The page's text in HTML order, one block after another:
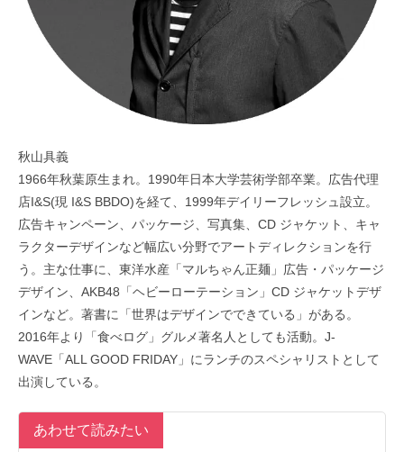
秋山具義
1966年秋葉原生まれ。1990年日本大学芸術学部卒業。広告代理
店I&S(現 I&S BBDO)を経て、1999年デイリーフレッシュ設立。
広告キャンペーン、パッケージ、写真集、CD ジャケット、キャ
ラクターデザインなど幅広い分野でアートディレクションを行
う。主な仕事に、東洋水産「マルちゃん正麺」広告・パッケージ
デザイン、AKB48「ヘビーローテーション」CD ジャケットデザ
インなど。著書に「世界はデザインでできている」がある。
2016年より「食べログ」グルメ著名人としても活動。J-
WAVE「ALL GOOD FRIDAY」にランチのスペシャリストとして
出演している。
あわせて読みたい